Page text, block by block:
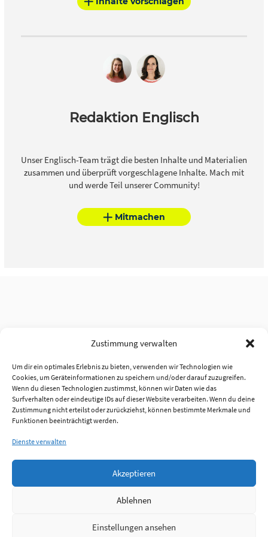
Zustimmung verwalten
Um dir ein optimales Erlebnis zu bieten, verwenden wir Technologien wie
Cookies, um Geräteinformationen zu speichern und/oder darauf zuzugreifen.
Wenn du diesen Technologien zustimmst, können wir Daten wie das
Surfverhalten oder eindeutige IDs auf dieser Website verarbeiten. Wenn du deine
Zustimmung nicht erteilst oder zurückziehst, können bestimmte Merkmale und
Funktionen beeinträchtigt werden.
Dienste verwalten
Akzeptieren
Ablehnen
Einstellungen ansehen
Redaktion Englisch
Unser Englisch-Team trägt die besten Inhalte und Materialien
zusammen und überprüft vorgeschlagene Inhalte. Mach mit
und werde Teil unserer Community!
Mitmachen
Anmelden